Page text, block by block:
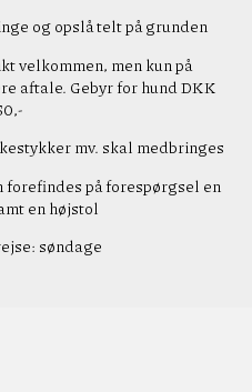
og opslå telt på grunden
velkommen, men kun på
aftale. Gebyr for hund DKK
mv. skal medbringes
på forespørgsel en
en højstol
søndage